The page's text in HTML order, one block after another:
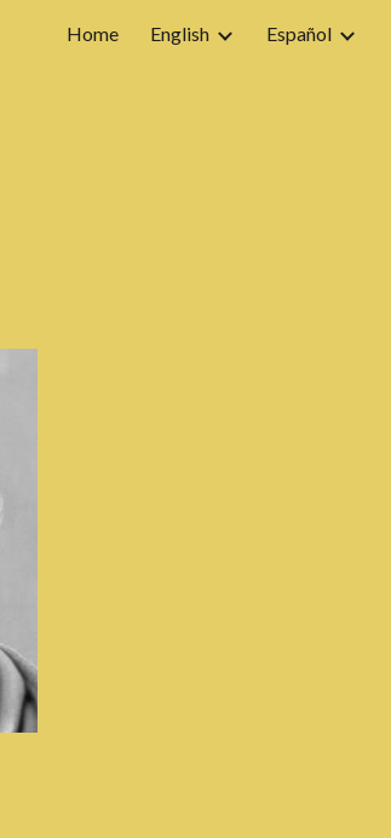
Home English Español